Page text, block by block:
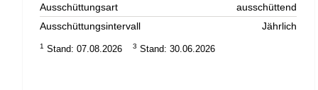
Ausschüttungsart
ausschüttend
Ausschüttungsintervall
Jährlich
1 Stand: 07.08.2026 3 Stand: 30.06.2026